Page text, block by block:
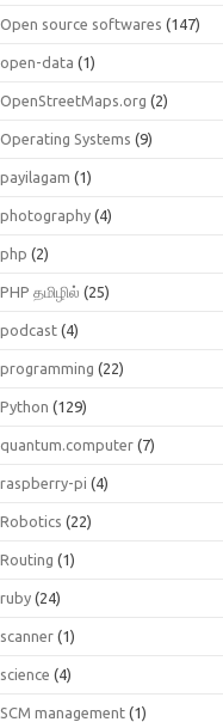
Open source softwares (147)
open-data (1)
OpenStreetMaps.org (2)
Operating Systems (9)
payilagam (1)
photography (4)
php (2)
PHP தமிழில் (25)
podcast (4)
programming (22)
Python (129)
quantum.computer (7)
raspberry-pi (4)
Robotics (22)
Routing (1)
ruby (24)
scanner (1)
science (4)
SCM management (1)